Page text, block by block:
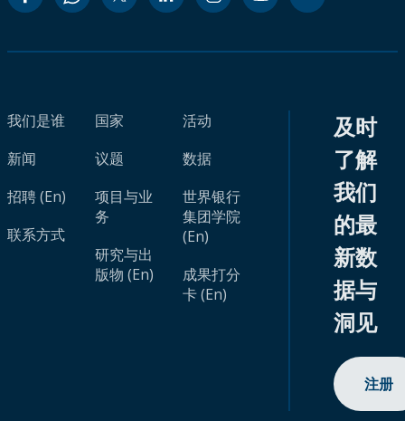
我们是谁
新闻
招聘 (En)
联系方式
国家
议题
项目与业
务
研究与出
版物 (En)
活动
数据
世界银行
集团学院
(En)
成果打分
卡 (En)
及时
了解
我们
的最
新数
据与
洞见
注册